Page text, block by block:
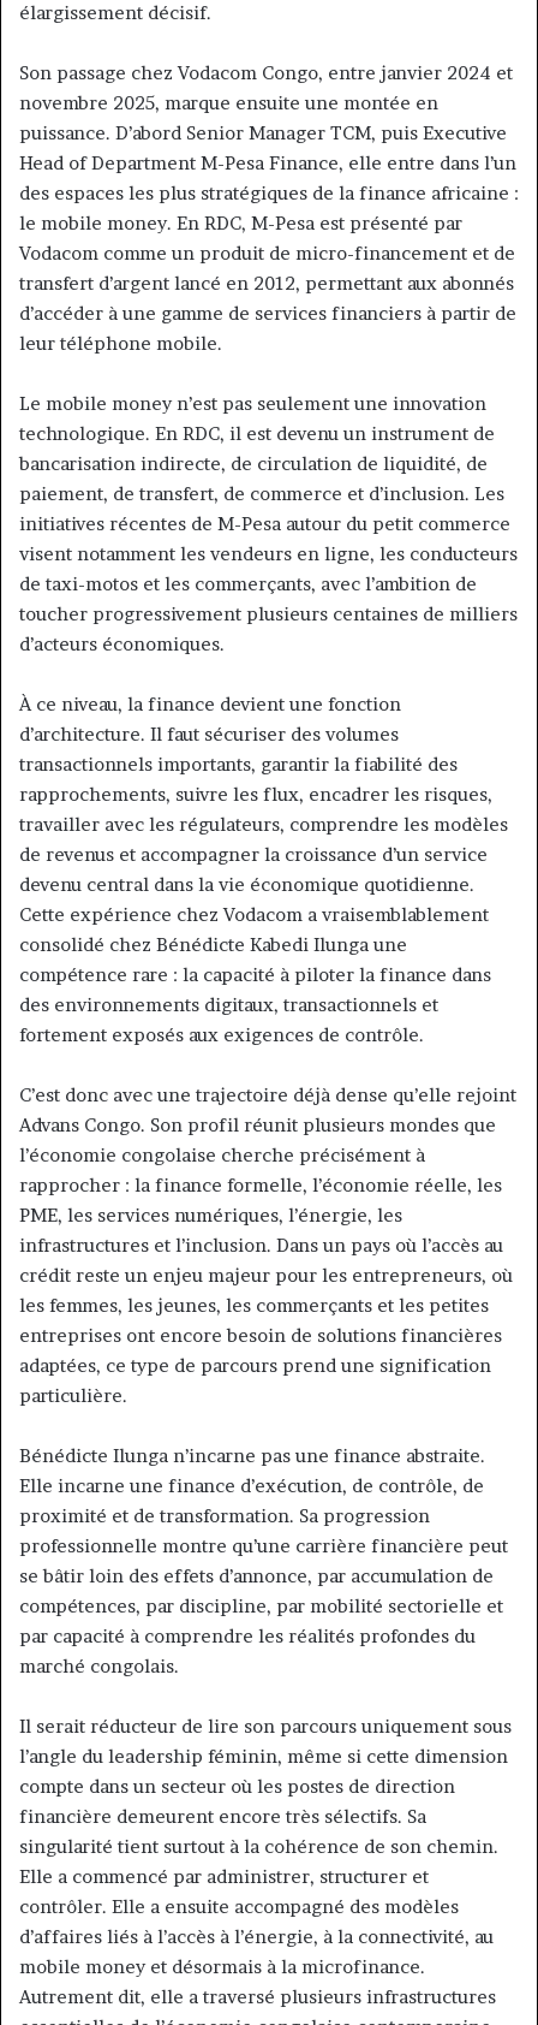
élargissement décisif.
Son passage chez Vodacom Congo, entre janvier 2024 et
novembre 2025, marque ensuite une montée en
puissance. D’abord Senior Manager TCM, puis Executive
Head of Department M-Pesa Finance, elle entre dans l’un
des espaces les plus stratégiques de la finance africaine :
le mobile money. En RDC, M-Pesa est présenté par
Vodacom comme un produit de micro-financement et de
transfert d’argent lancé en 2012, permettant aux abonnés
d’accéder à une gamme de services financiers à partir de
leur téléphone mobile.
Le mobile money n’est pas seulement une innovation
technologique. En RDC, il est devenu un instrument de
bancarisation indirecte, de circulation de liquidité, de
paiement, de transfert, de commerce et d’inclusion. Les
initiatives récentes de M-Pesa autour du petit commerce
visent notamment les vendeurs en ligne, les conducteurs
de taxi-motos et les commerçants, avec l’ambition de
toucher progressivement plusieurs centaines de milliers
d’acteurs économiques.
À ce niveau, la finance devient une fonction
d’architecture. Il faut sécuriser des volumes
transactionnels importants, garantir la fiabilité des
rapprochements, suivre les flux, encadrer les risques,
travailler avec les régulateurs, comprendre les modèles
de revenus et accompagner la croissance d’un service
devenu central dans la vie économique quotidienne.
Cette expérience chez Vodacom a vraisemblablement
consolidé chez Bénédicte Kabedi Ilunga une
compétence rare : la capacité à piloter la finance dans
des environnements digitaux, transactionnels et
fortement exposés aux exigences de contrôle.
C’est donc avec une trajectoire déjà dense qu’elle rejoint
Advans Congo. Son profil réunit plusieurs mondes que
l’économie congolaise cherche précisément à
rapprocher : la finance formelle, l’économie réelle, les
PME, les services numériques, l’énergie, les
infrastructures et l’inclusion. Dans un pays où l’accès au
crédit reste un enjeu majeur pour les entrepreneurs, où
les femmes, les jeunes, les commerçants et les petites
entreprises ont encore besoin de solutions financières
adaptées, ce type de parcours prend une signification
particulière.
Bénédicte Ilunga n’incarne pas une finance abstraite.
Elle incarne une finance d’exécution, de contrôle, de
proximité et de transformation. Sa progression
professionnelle montre qu’une carrière financière peut
se bâtir loin des effets d’annonce, par accumulation de
compétences, par discipline, par mobilité sectorielle et
par capacité à comprendre les réalités profondes du
marché congolais.
Il serait réducteur de lire son parcours uniquement sous
l’angle du leadership féminin, même si cette dimension
compte dans un secteur où les postes de direction
financière demeurent encore très sélectifs. Sa
singularité tient surtout à la cohérence de son chemin.
Elle a commencé par administrer, structurer et
contrôler. Elle a ensuite accompagné des modèles
d’affaires liés à l’accès à l’énergie, à la connectivité, au
mobile money et désormais à la microfinance.
Autrement dit, elle a traversé plusieurs infrastructures